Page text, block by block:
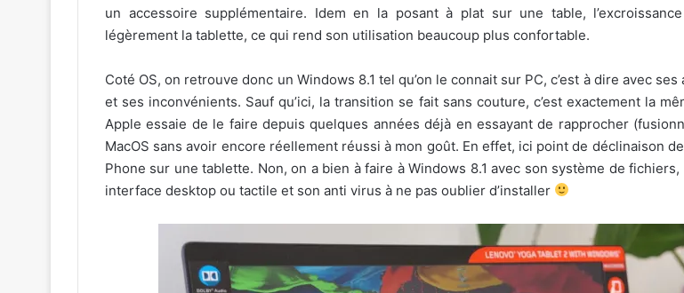
un accessoire supplémentaire. Idem en la posant à plat sur une table,
légèrement la tablette, ce qui rend son utilisation beaucoup plus confortable.
Coté OS, on retrouve donc un Windows 8.1 tel qu’on le connait sur PC, c’est à dire avec ses
et ses inconvénients. Sauf qu’ici, la transition se fait sans couture, c’est exactement la
Apple essaie de le faire depuis quelques années déjà en essayant de rapprocher
MacOS sans avoir encore réellement réussi à mon goût. En effet, ici point de déclinaison
Phone sur une tablette. Non, on a bien à faire à Windows 8.1 avec son système de fichiers,
interface desktop ou tactile et son anti virus à ne pas oublier d’installer